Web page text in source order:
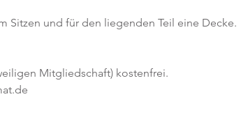
Sitzen und für den liegenden Teil eine Decke.
Mitgliedschaft) kostenfrei.